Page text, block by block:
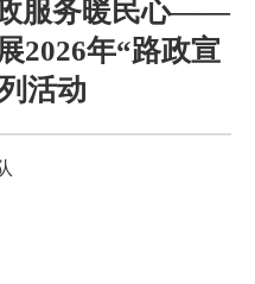
服务暖民心——
2026年“路政宣
活动